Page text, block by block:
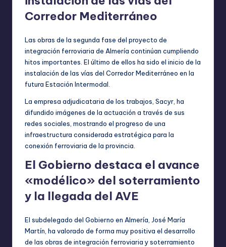
Corredor Mediterráneo
Las obras de la segunda fase del proyecto de
integración ferroviaria de Almería continúan cumpliendo
hitos importantes. El último de ellos ha sido el inicio de la
instalación de las vías del Corredor Mediterráneo en la
futura Estación Intermodal.
La empresa adjudicataria de los trabajos, Sacyr, ha
difundido imágenes de la actuación a través de sus
redes sociales, mostrando el progreso de una
infraestructura considerada estratégica para la
conexión ferroviaria de la provincia.
El Gobierno destaca el avance
«modélico» del soterramiento
y la llegada del AVE
El subdelegado del Gobierno en Almería, José María
Martín, ha valorado de forma muy positiva el desarrollo
de las obras de integración ferroviaria y soterramiento